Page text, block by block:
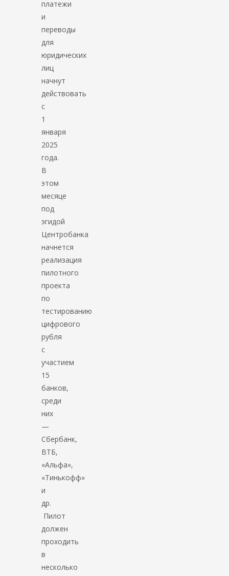
платежи
и
переводы
для
юридических
лиц
начнут
действовать
с
1
января
2025
года.
В
этом
месяце
под
эгидой
Центробанка
начнется
реализация
пилотного
проекта
по
тестированию
цифрового
рубля
с
участием
15
банков,
среди
них
—
Сбербанк,
ВТБ,
«Альфа»,
«Тинькофф»
и
др.
Пилот
должен
проходить
в
несколько